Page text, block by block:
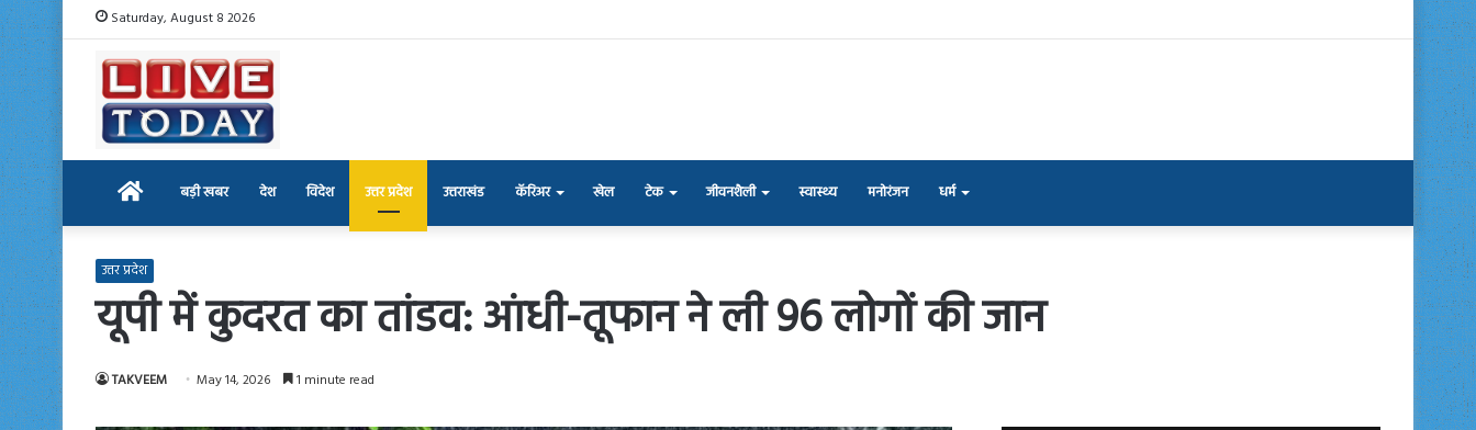
Saturday, August 8 2026
Home बड़ी खबर देश विदेश उत्तर प्रदेश उत्तराखंड कॅरिअर खेल टेक जीवनशैली स्वास्थ्य मनोरंजन धर्म
उत्तर प्रदेश
यूपी में कुदरत का तांडव: आंधी-तूफान ने ली 96 लोगों की जान
TAKVEEM May 14, 2026 1 minute read